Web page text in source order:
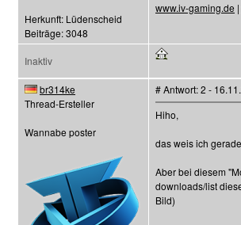
Herkunft: Lüdenscheid
Beiträge: 3048
www.iv-gaming.de |
Inaktiv
br314ke
Thread-Ersteller
Wannabe poster
# Antwort: 2 -
Hiho,
das weis ich
Aber bei diesem
downloads/list
Bild)